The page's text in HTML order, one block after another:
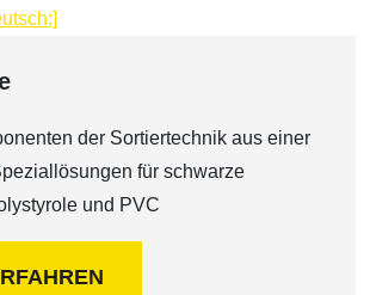
der Sortiertechnik aus einer
für schwarze
und PVC